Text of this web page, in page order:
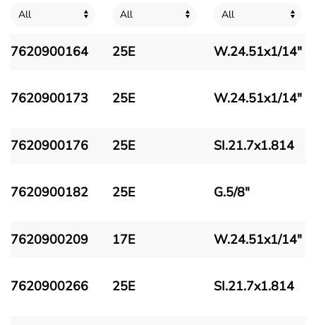
7620900164 25E W.24.51x1/14"
7620900173 25E W.24.51x1/14"
7620900176 25E SI.21.7x1.814
7620900182 25E G.5/8"
7620900209 17E W.24.51x1/14"
7620900266 25E SI.21.7x1.814